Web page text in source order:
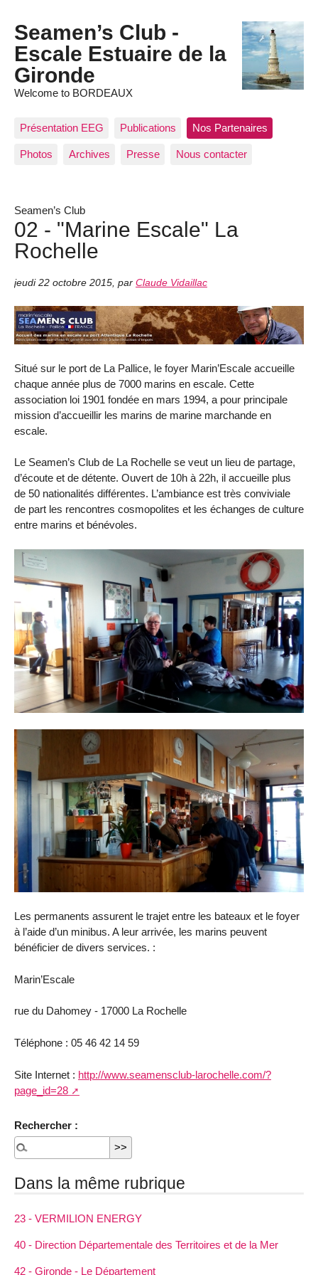
Seamen’s Club -
Escale Estuaire de la
Gironde
Welcome to BORDEAUX
Présentation EEG Publications Nos Partenaires
Photos Archives Presse Nous contacter
Seamen’s Club
02 - "Marine Escale" La
Rochelle
jeudi 22 octobre 2015 par Claude Vidaillac
Situé sur le port de La Pallice, le foyer Marin’Escale accueille
chaque année plus de 7000 marins en escale. Cette
association loi 1901 fondée en mars 1994, a pour principale
mission d’accueillir les marins de marine marchande en
escale.
Le Seamen’s Club de La Rochelle se veut un lieu de partage,
d’écoute et de détente. Ouvert de 10h à 22h, il accueille plus
de 50 nationalités différentes. L’ambiance est très conviviale
de part les rencontres cosmopolites et les échanges de culture
entre marins et bénévoles.
Les permanents assurent le trajet entre les bateaux et le foyer
à l’aide d’un minibus. A leur arrivée, les marins peuvent
bénéficier de divers services. :
Marin’Escale
rue du Dahomey - 17000 La Rochelle
Téléphone : 05 46 42 14 59
Site Internet : http://www.seamensclub-larochelle.com/?
page_id=28
Rechercher :
Dans la même rubrique
23 - VERMILION ENERGY
40 - Direction Départementale des Territoires et de la Mer
42 - Gironde - Le Département